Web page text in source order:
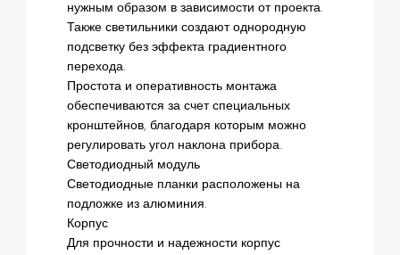
нужным образом в зависимости от проекта.
Также светильники создают однородную
подсветку без эффекта градиентного
перехода.
Простота и оперативность монтажа
обеспечиваются за счет специальных
кронштейнов, благодаря которым можно
регулировать угол наклона прибора.
Светодиодный модуль
Светодиодные планки расположены на
подложке из алюминия.
Корпус
Для прочности и надежности корпус